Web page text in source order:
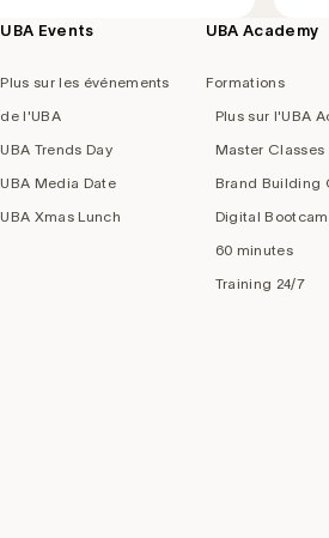
UBA Events
Plus sur les événements
de l'UBA
UBA Trends Day
UBA Media Date
UBA Xmas Lunch
UBA Academy
Formations
Plus sur l'UBA
Master Classes
Brand Building
Digital
60 minutes
Training 24/7